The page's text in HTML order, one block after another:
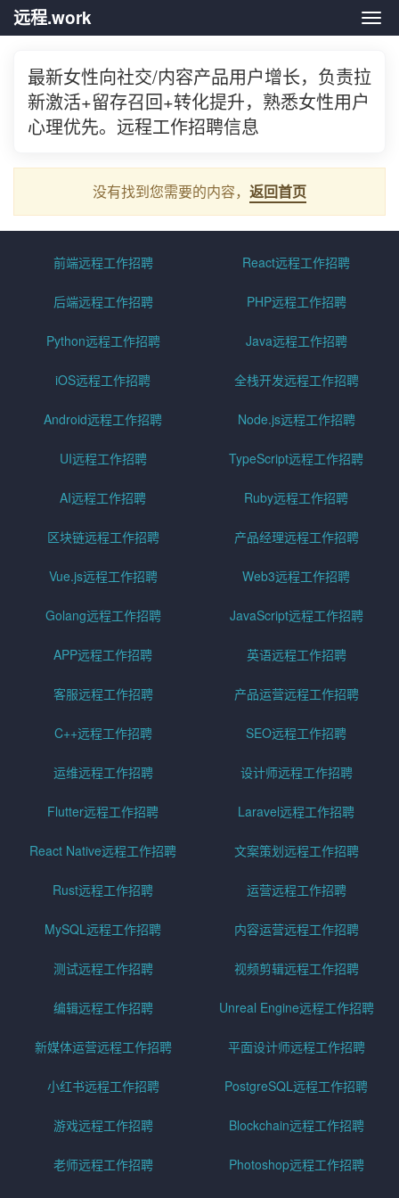
远
远程.work
最新女性向社交/内容产品用户增长，负责拉
新激活+留存召回+转化提升，熟悉女性用户
心理优先。远程工作招聘信息
没有找到您需要的内容， 返回首页
前端远程工作招聘 React远程工作招聘
后端远程工作招聘 PHP远程工作招聘
Python远程工作招聘 Java远程工作招聘
iOS远程工作招聘 全栈开发远程工作招聘
Android远程工作招聘 Node.js远程工作招聘
UI远程工作招聘 TypeScript远程工作招聘
AI远程工作招聘 Ruby远程工作招聘
区块链远程工作招聘 产品经理远程工作招聘
Vue.js远程工作招聘 Web3远程工作招聘
Golang远程工作招聘 JavaScript远程工作招聘
APP远程工作招聘 英语远程工作招聘
客服远程工作招聘 产品运营远程工作招聘
C++远程工作招聘 SEO远程工作招聘
运维远程工作招聘 设计师远程工作招聘
Flutter远程工作招聘 Laravel远程工作招聘
React Native远程工作招聘 文案策划远程工作招聘
Rust远程工作招聘 运营远程工作招聘
MySQL远程工作招聘 内容运营远程工作招聘
测试远程工作招聘 视频剪辑远程工作招聘
编辑远程工作招聘 Unreal Engine远程工作招聘
新媒体运营远程工作招聘 平面设计师远程工作招聘
小红书远程工作招聘 PostgreSQL远程工作招聘
游戏远程工作招聘 Blockchain远程工作招聘
老师远程工作招聘 Photoshop远程工作招聘